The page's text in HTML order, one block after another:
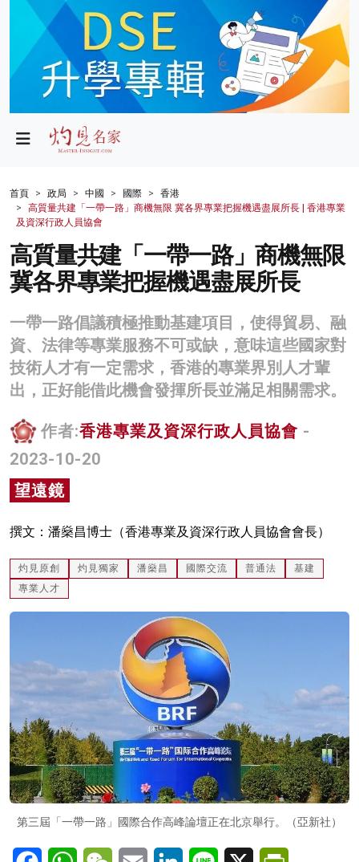
政局
財經
生活
健康
商業
科技
影片
名家榜
關於我們
首頁 政局 中國 國際
香港
高質量共建「一帶一路」商機無限 冀各界專業把握機遇盡展所長 | 香港專業
及資深行政人員協會
高質量共建「一帶一路」商機無限
冀各界專業把握機遇盡展所長
一帶一路倡議積極推動基建項目，使得貿易、融
資、法律等專業服務不可或缺，意味這些國家對
技術人才有一定需求，香港的專業界別人才輩
出，正好能借此機會發揮所長並滿足相關需求。
作者:香港專業及資深行政人員協會 -
2023-10-20
望遠鏡
撰文：潘燊昌博士（香港專業及資深行政人員協會會長）
灼見原創 灼見獨家 潘燊昌 國際交流 普通法
基建
專業人才
第三屆「一帶一路」國際合作高峰論壇正在北京舉行。（亞新社）
FacebookWhatsAppWeChatEmail LinkedInLine X